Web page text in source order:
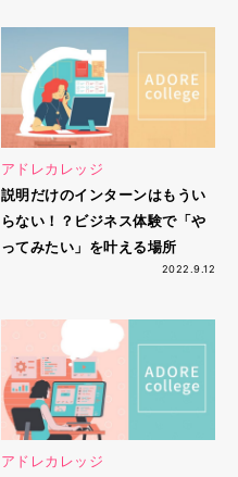
アドレカレッジ
説明だけのインターンはもうい
らない！？ビジネス体験で「や
ってみたい」を叶える場所
2022.9.12
アドレカレッジ